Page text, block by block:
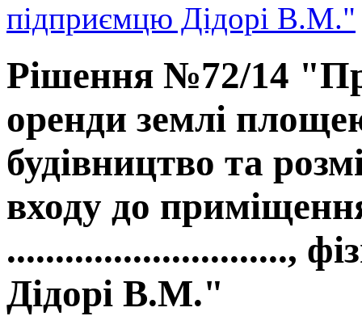
підприємцю Дідорі В.М."
Рішення №72/14
оренди землі
будівництво та
входу до
.............................,
Дідорі В.М."